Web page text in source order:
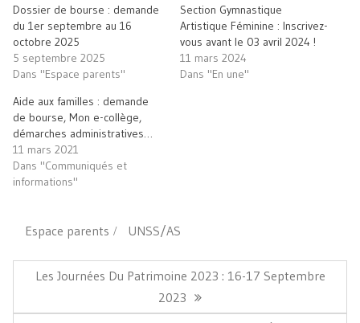
ami(ouvre
dans
nouvelle
fenêtre)
Dossier de bourse : demande
du 1er septembre au 16
octobre 2025
5 septembre 2025
Dans "Espace parents"
Section Gymnastique
Artistique Féminine : Inscrivez-
vous avant le 03 avril 2024 !
11 mars 2024
Dans "En une"
Aide aux familles : demande
de bourse, Mon e-collège,
démarches administratives…
11 mars 2021
Dans "Communiqués et
informations"
Espace parents UNSS/AS
Navigation
Article
Les Journées Du Patrimoine 2023 : 16-17 Septembre
2023